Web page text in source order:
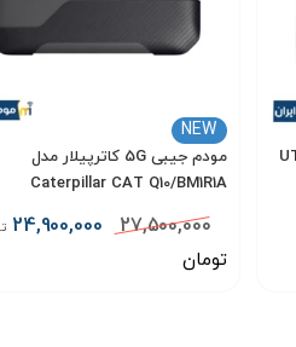
دست می‌یابد.
پشتیبانی کرده و
کاربران فراهم می‌سازد.
NEW
مودم جیبی 5G کاترپیلار مدل
Caterpillar CAT Q10/BM1R1A
27,500,000
24,900,000
تومان